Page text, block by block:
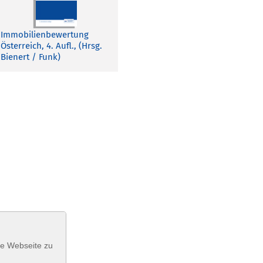
Immobilienbewertung
Österreich, 4. Aufl., (Hrsg.
Bienert / Funk)
Webseite zu